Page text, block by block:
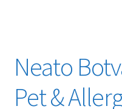
Neato
Pet &